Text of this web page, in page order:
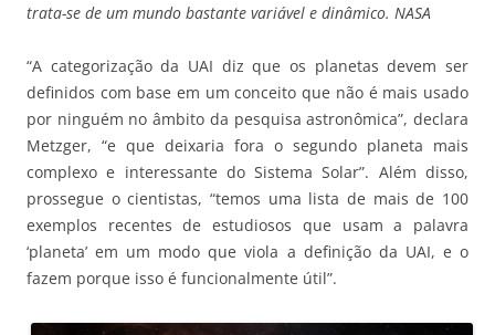
trata-se de um mundo bastante variável e dinâmico. NASA
“A categorização da UAI diz que os planetas devem ser
definidos com base em um conceito que não é mais usado
por ninguém no âmbito da pesquisa astronômica”, declara
Metzger, “e que deixaria fora o segundo planeta mais
complexo e interessante do Sistema Solar”. Além disso,
prossegue o cientistas, “temos uma lista de mais de 100
exemplos recentes de estudiosos que usam a palavra
‘planeta’ em um modo que viola a definição da UAI, e o
fazem porque isso é funcionalmente útil”.